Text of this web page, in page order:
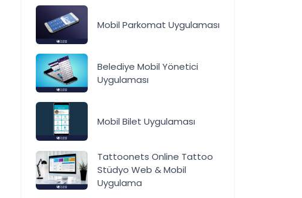
Mobil Parkomat Uygulaması
Belediye Mobil Yönetici
Uygulaması
Mobil Bilet Uygulaması
Tattoonets Online Tattoo
Stüdyo Web & Mobil
Uygulama